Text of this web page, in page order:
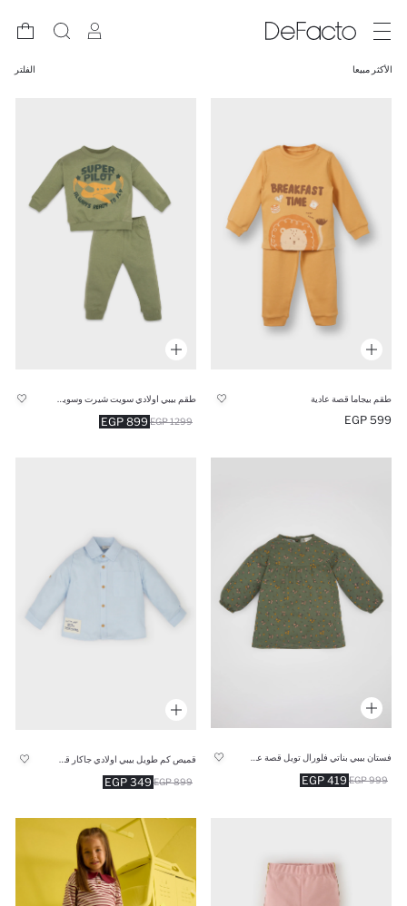
الأكثر مبيعا الفلتر
طقم بيجاما قصة عادية
599 EGP
899 EGP 1299 EGP
419 EGP 999 EGP
349 EGP 899 EGP